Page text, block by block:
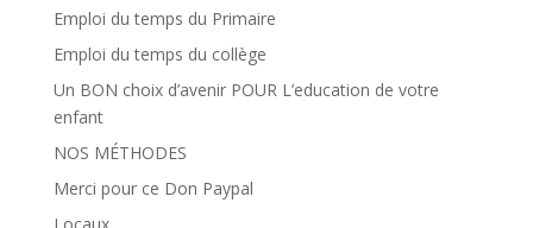
Emploi du temps du Primaire
Emploi du temps du collège
Un BON choix d’avenir POUR L’education de votre
enfant
NOS MÉTHODES
Merci pour ce Don Paypal